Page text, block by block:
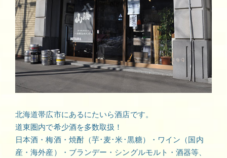
北海道帯広市にあるにたいら酒店です。
道東圏内で希少酒を多数取扱！
日本酒・梅酒・焼酎（芋･麦･米･黒糖）・ワイン（国内
産・海外産）・ブランデー・シングルモルト・酒器等、